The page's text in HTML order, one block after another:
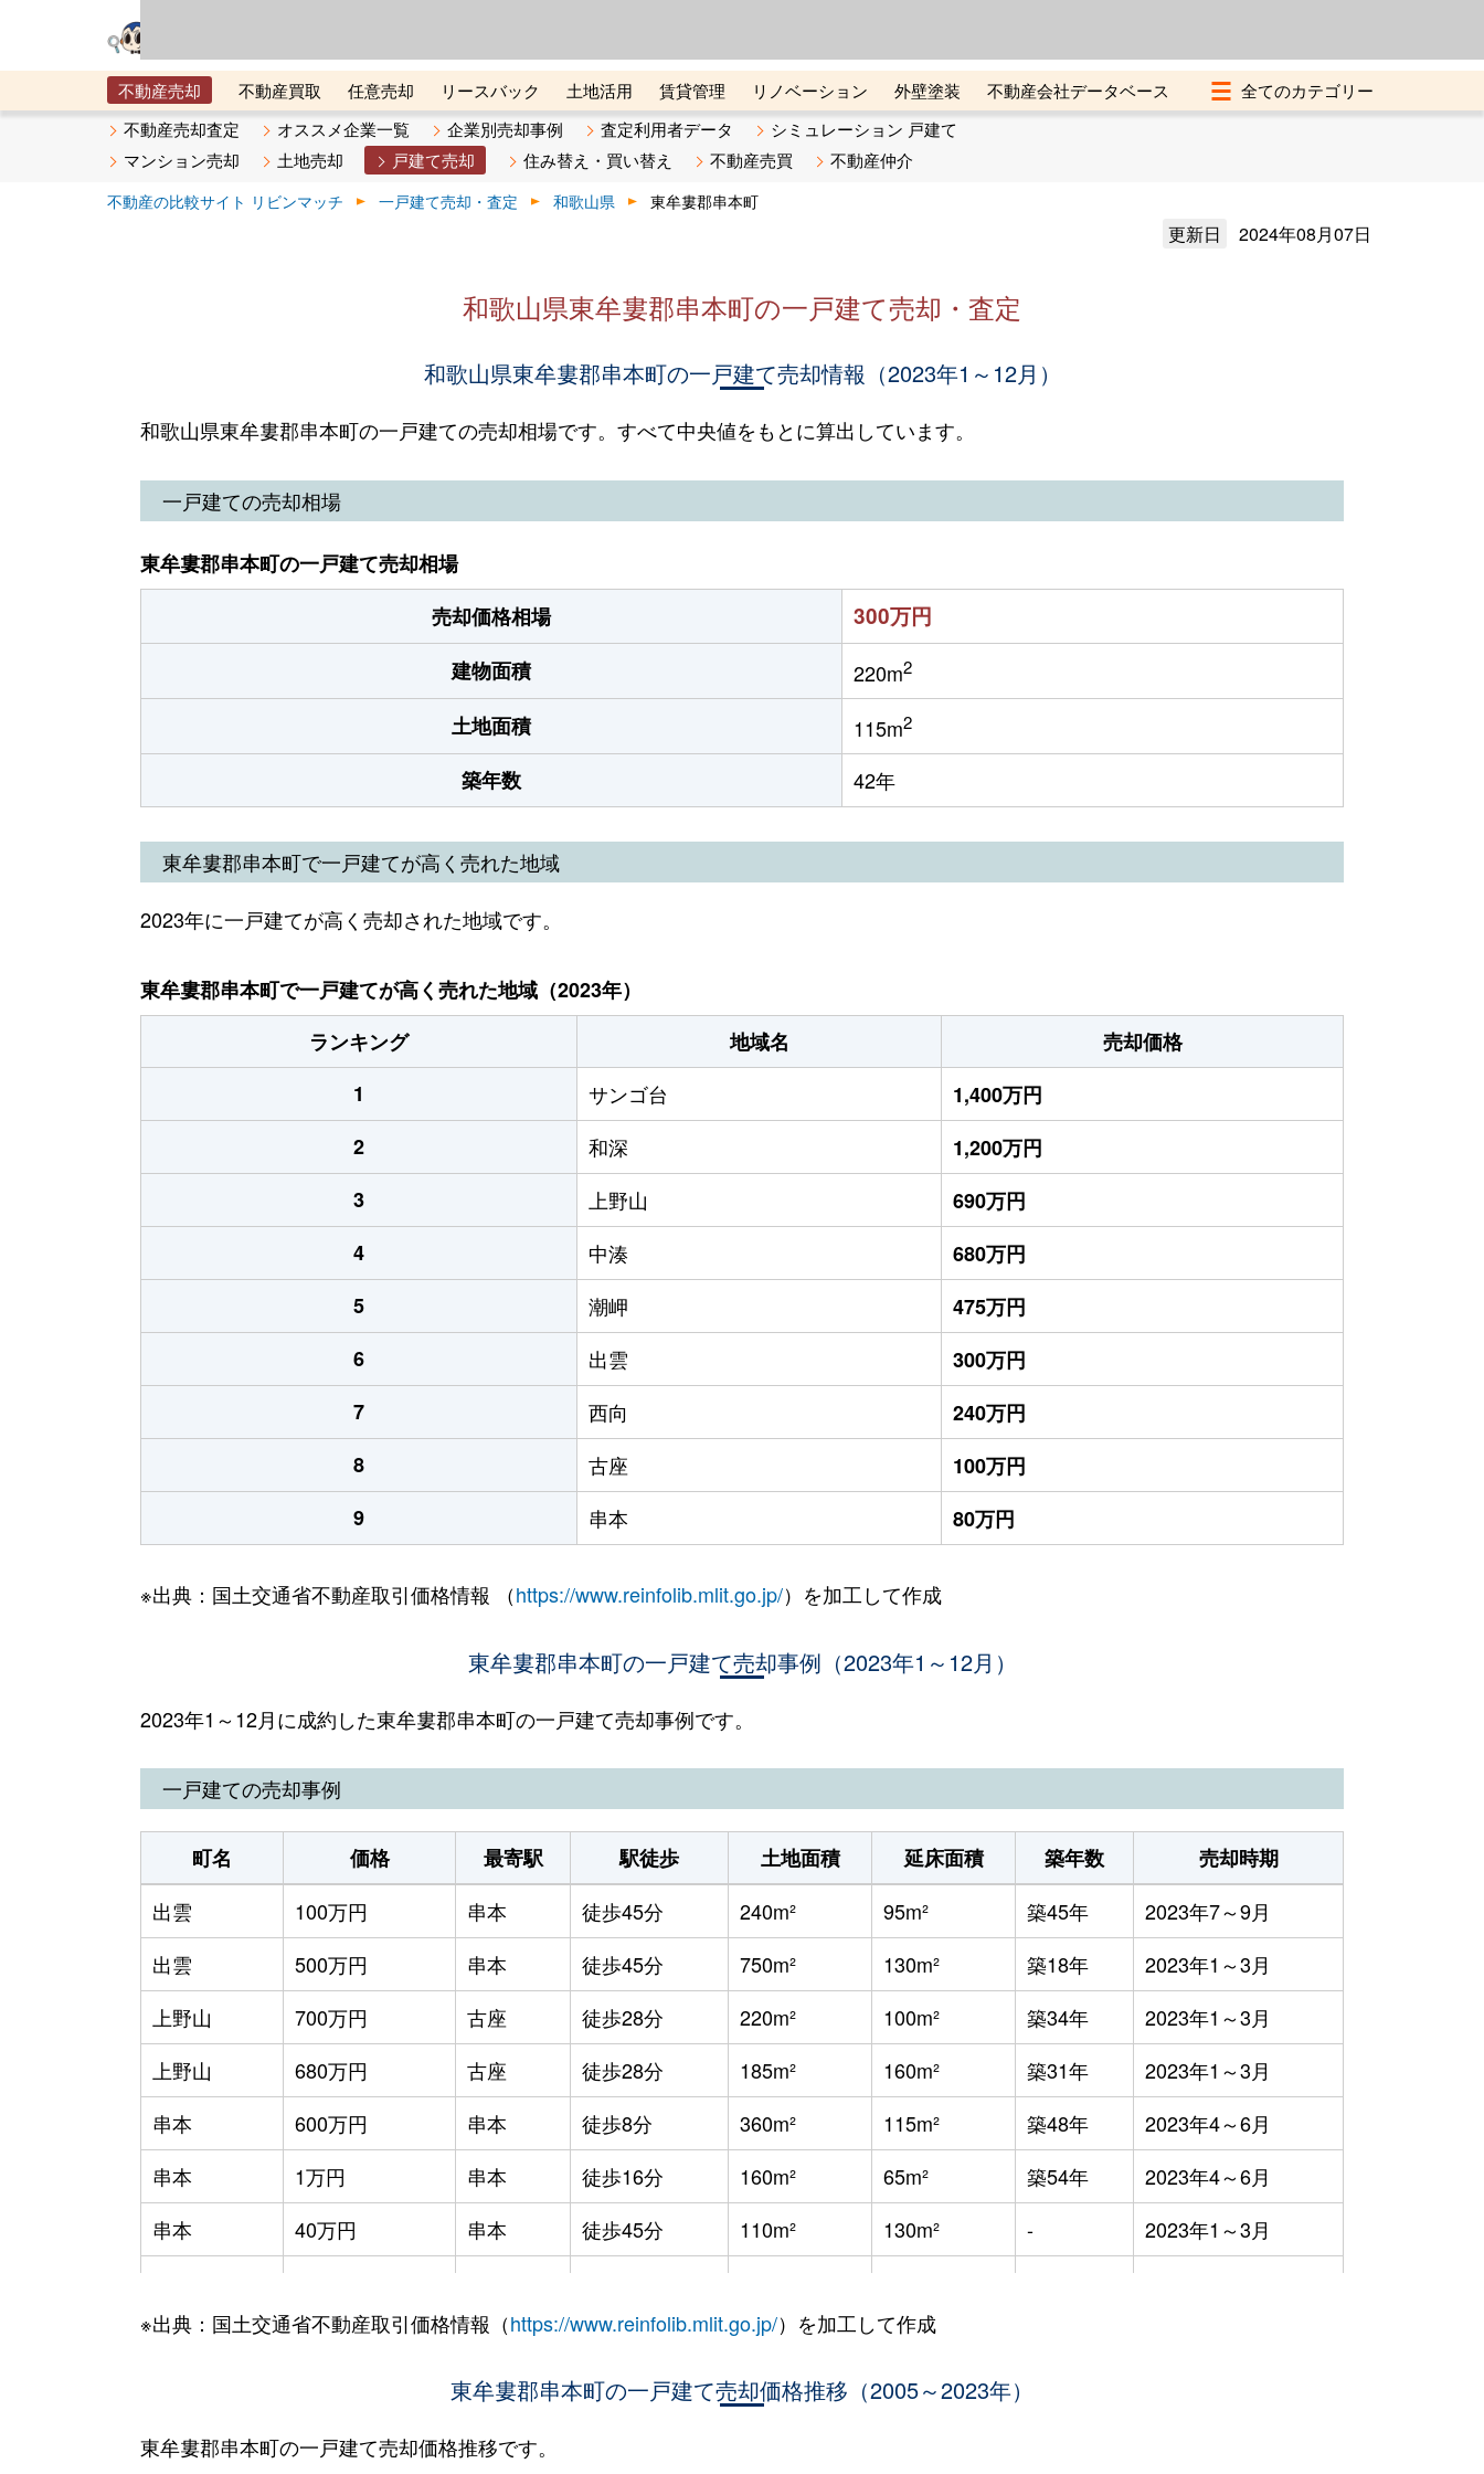
不動産売却 不動産買取 任意売却 リースバック 土地活用 賃貸管理 リノベーション 外壁塗装
不動産会社データベース
メタ住宅展示場
ベスト不動産カンパニー オンライン講座 リビンマガジンBiz 不動産売却ご相談デスク
不動産売却査定 オススメ企業一覧 企業別売却事例 査定利用者データ
シミュレーション 戸建て
マンション売却
土地売却 戸建て売却 住み替え・買い替え 不動産売買 不動産仲介
不動産の比較サイト リビンマッチ 一戸建て売却・査定 和歌山県 東牟婁郡串本町
更新日 2024年08月07日
和歌山県東牟婁郡串本町の一戸建て売却・査定
和歌山県東牟婁郡串本町の一戸建て売却情報（2023年1～12月）
和歌山県東牟婁郡串本町の一戸建ての売却相場です。すべて中央値をもとに算出しています。
一戸建ての売却相場
東牟婁郡串本町の一戸建て売却相場
売却価格相場
300万円
建物面積 220m2
土地面積 115m2
築年数 42年
東牟婁郡串本町で一戸建てが高く売れた地域
2023年に一戸建てが高く売却された地域です。
東牟婁郡串本町で一戸建てが高く売れた地域（2023年）
ランキング
地域名
売却価格
1
サンゴ台
1,400万円
2
和深
1,200万円
3
上野山
690万円
4
中湊
680万円
5
潮岬
475万円
6
出雲
300万円
7
西向
240万円
8
古座
100万円
9
串本 80万円
※出典：国土交通省不動産取引価格情報 （https://www.reinfolib.mlit.go.jp/）を加工して作成
東牟婁郡串本町の一戸建て売却事例（2023年1～12月）
2023年1～12月に成約した東牟婁郡串本町の一戸建て売却事例です。
一戸建ての売却事例
町名 価格 最寄駅 駅徒歩 土地面積 延床面積 築年数
売却時期
出雲
100万円 串本 徒歩45分 240m² 95m² 築45年
2023年7～9月
出雲
500万円 串本 徒歩45分 750m² 130m² 築18年
2023年1～3月
上野山
700万円 古座 徒歩28分 220m² 100m² 築34年
2023年1～3月
上野山
680万円 古座 徒歩28分 185m² 160m² 築31年
2023年1～3月
串本
600万円 串本 徒歩8分 360m² 115m² 築48年
2023年4～6月
串本
1万円 串本 徒歩16分 160m² 65m² 築54年
2023年4～6月
串本
40万円 串本 徒歩45分 110m² 130m² -
2023年1～3月
串本
200万円 串本 - 95m² 60m²
串本 徒歩11分 650m² 720m²
古座
100万円 古座
※出典：国土交通省不動産取引価格情報（https://www.reinfolib.mlit.go.jp/）を加工して作成
東牟婁郡串本町の一戸建て売却価格推移（2005～2023年）
東牟婁郡串本町の一戸建て売却価格推移です。